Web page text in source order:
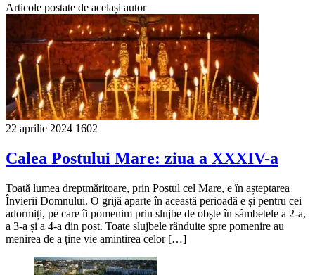
Articole postate de același autor
22 aprilie 2024 1602
Calea Postului Mare: ziua a XXXIV-a
Toată lumea dreptmăritoare, prin Postul cel Mare, e în așteptarea
Învierii Domnului. O grijă aparte în această perioadă e și pentru cei
adormiți, pe care îi pomenim prin slujbe de obște în sâmbetele a 2-a,
a 3-a și a 4-a din post. Toate slujbele rânduite spre pomenire au
menirea de a ține vie amintirea celor […]